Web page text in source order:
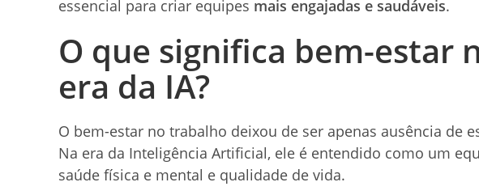
essencial para criar equipes mais engajadas e saudáveis.
O que significa bem-estar
era da IA?
O bem-estar no trabalho deixou de ser apenas ausência de
Na era da Inteligência Artificial, ele é entendido como um
saúde física e mental e qualidade de vida.